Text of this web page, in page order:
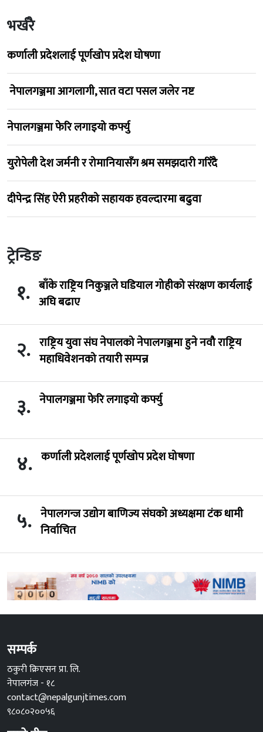
भर्खरै
कर्णाली प्रदेशलाई पूर्णखोप प्रदेश घोषणा
नेपालगञ्जमा आगलागी, सात वटा पसल जलेर नष्ट
नेपालगञ्जमा फेरि लगाइयो कर्फ्यु
युरोपेली देश जर्मनी र रोमानियासँग श्रम समझदारी गरिँदै
दीपेन्द्र सिंह ऐरी प्रहरीको सहायक हवल्दारमा बढुवा
ट्रेन्डिङ
१. बाँके राष्ट्रिय निकुञ्जले घडियाल गोहीको संरक्षण कार्यलाई
अघि बढाए
२. राष्ट्रिय युवा संघ नेपालको नेपालगञ्जमा हुने नवौ राष्ट्रिय
महाधिवेशनको तयारी सम्पन्न
३. नेपालगञ्जमा फेरि लगाइयो कर्फ्यु
४. कर्णाली प्रदेशलाई पूर्णखोप प्रदेश घोषणा
५. नेपालगन्ज उद्योग बाणिज्य संघको अध्यक्षमा टंक धामी
निर्वाचित
सम्पर्क
ठकुरी क्रिएसन प्रा. लि.
नेपालगंज - १८
contact@nepalgunjtimes.com
९८०८०२००५६